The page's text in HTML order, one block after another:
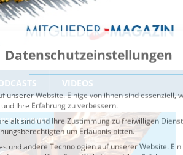
VIDEOS
und andere Technologien auf unserer Website.
uns helfen, diese Website und Ihre Erfahrung
können verarbeitet werden (z. B. IP-Adressen), z.
und Inhalte oder Anzeigen- und Inhaltsmessung.
Verwendung Ihrer Daten finden Sie in unserer
jederzeit unterEinstellungenwiderrufen oder
Service-Gruppen, für die eine
Speichern
Alle akzeptieren